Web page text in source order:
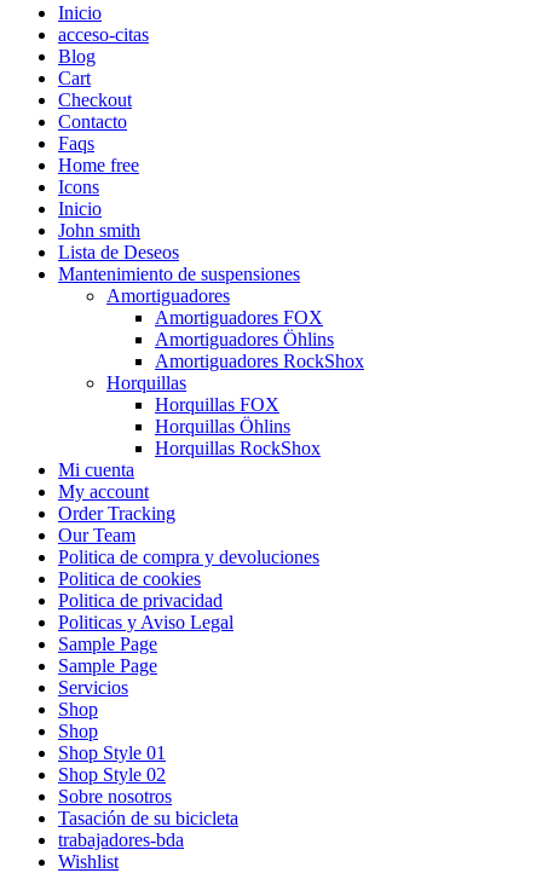
Inicio
acceso-citas
Blog
Cart
Checkout
Contacto
Faqs
Home free
Icons
Inicio
John smith
Lista de Deseos
Mantenimiento de suspensiones
Amortiguadores
Amortiguadores FOX
Amortiguadores Öhlins
Amortiguadores RockShox
Horquillas
Horquillas FOX
Horquillas Öhlins
Horquillas RockShox
Mi cuenta
My account
Order Tracking
Our Team
Politica de compra y devoluciones
Politica de cookies
Politica de privacidad
Politicas y Aviso Legal
Sample Page
Sample Page
Servicios
Shop
Shop
Shop Style 01
Shop Style 02
Sobre nosotros
Tasación de su bicicleta
trabajadores-bda
Wishlist